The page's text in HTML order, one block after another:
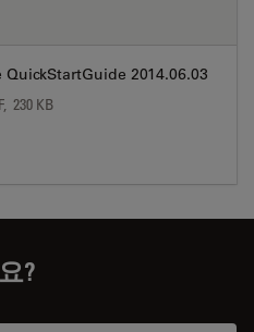
QuickStartGuide 2014.06.03
230 KB
?